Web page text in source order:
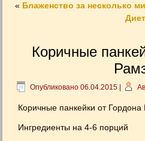
« Блаженство за несколько
Коричные
Опубликовано 06.04.2015
Коричные панкейки от Гордона
Ингредиенты на 4-6 порций